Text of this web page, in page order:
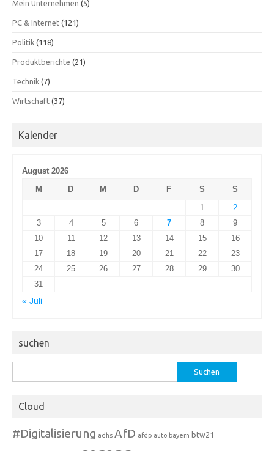
Mein Unternehmen (5)
PC & Internet (121)
Politik (118)
Produktberichte (21)
Technik (7)
Wirtschaft (37)
Kalender
August 2026
M
D M D F S
S
1
2
3
4 5 6 7 8
9
10
11 12 13 14 15
16
17
18 19 20 21 22
23
24
25 26 27 28 29
30
31
« Juli
suchen
nach:
Cloud
#Digitalisierung adhs AfD afdp auto bayern btw21